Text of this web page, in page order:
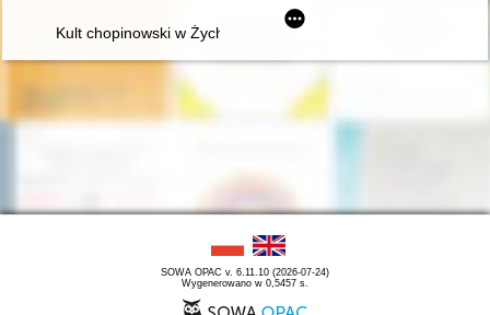
Kult chopinowski w Żychlinie
SOWA OPAC v. 6.11.10 (2026-07-24)
Wygenerowano w 0,5457 s.